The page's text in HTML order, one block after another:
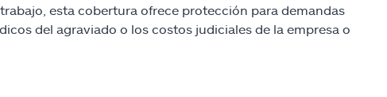
esta cobertura ofrece protección para demandas
del agraviado o los costos judiciales de la empresa o